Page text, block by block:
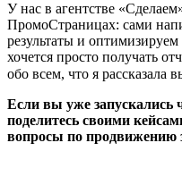
У нас в агентстве
ПромоСтраницах: сами
результаты и
хочется просто получать
обо всем, что я рассказала
Если вы уже
поделитесь своими
вопросы по продвижению